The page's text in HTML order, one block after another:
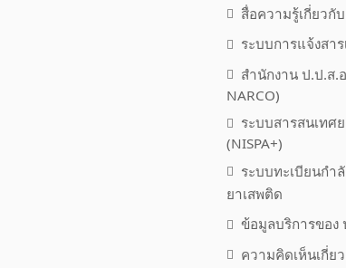
สื่อความรู้เกี่ยวกั
ระบบการแจ้งสา
สำนักงาน ป.ป.ส.
NARCO)
ระบบสารสนเทศ
(NISPA+)
ระบบทะเบียนกำ
ยาเสพติด
ข้อมูลบริการของ
ความคิดเห็นเกี่ย